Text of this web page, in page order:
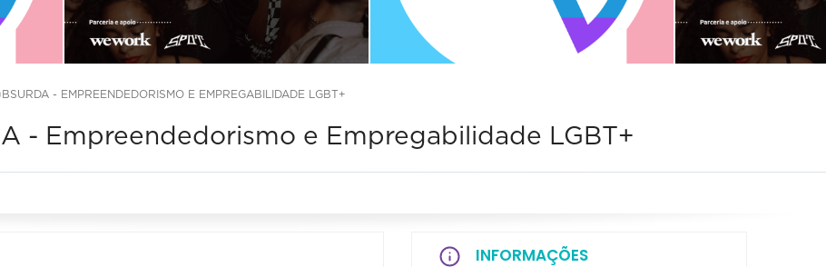
- EMPREENDEDORISMO E EMPREGABILIDADE LGBT+
- Empreendedorismo e Empregabilidade LGBT+
INFORMAÇÕES